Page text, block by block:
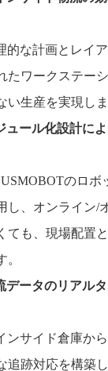
的な計画とレイ
たワークステー
い生産を実現しま
ュール化設計に
のロボ
し、オンライン/
ても、現場配置
。
データのリアル
ンサイド倉庫か
追跡対応を構築し